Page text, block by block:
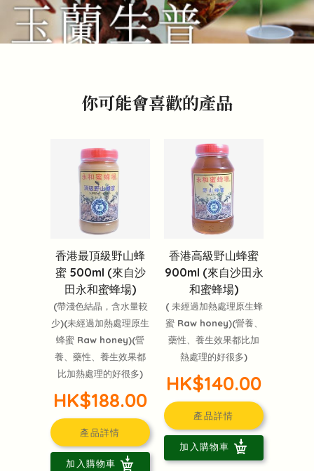
你可能會喜歡的產品
香港最頂級野山蜂
蜜 500ml (來自沙
田永和蜜蜂場)
(帶淺色結晶，含水量較
少)(未經過加熱處理原生
蜂蜜 Raw honey)(營
養、藥性、養生效果都
比加熱處理的好很多)
HK$188.00
產品詳情
加入購物車
香港高級野山蜂蜜
900ml (來自沙田永
和蜜蜂場)
( 未經過加熱處理原生蜂
蜜 Raw honey)(營養、
藥性、養生效果都比加
熱處理的好很多)
HK$140.00
產品詳情
加入購物車